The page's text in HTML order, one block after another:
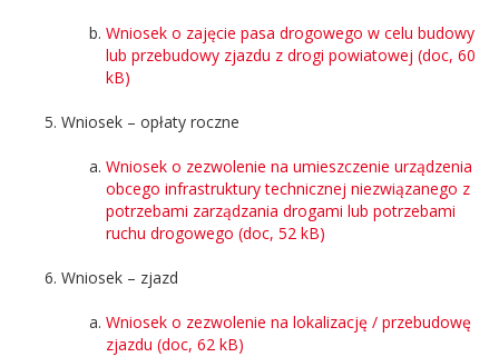
Wniosek o zajęcie pasa drogowego w celu budowy
lub przebudowy zjazdu z drogi powiatowej (doc, 60
kB)
Wniosek – opłaty roczne
Wniosek o zezwolenie na umieszczenie urządzenia
obcego infrastruktury technicznej niezwiązanego z
potrzebami zarządzania drogami lub potrzebami
ruchu drogowego (doc, 52 kB)
Wniosek – zjazd
Wniosek o zezwolenie na lokalizację / przebudowę
zjazdu (doc, 62 kB)